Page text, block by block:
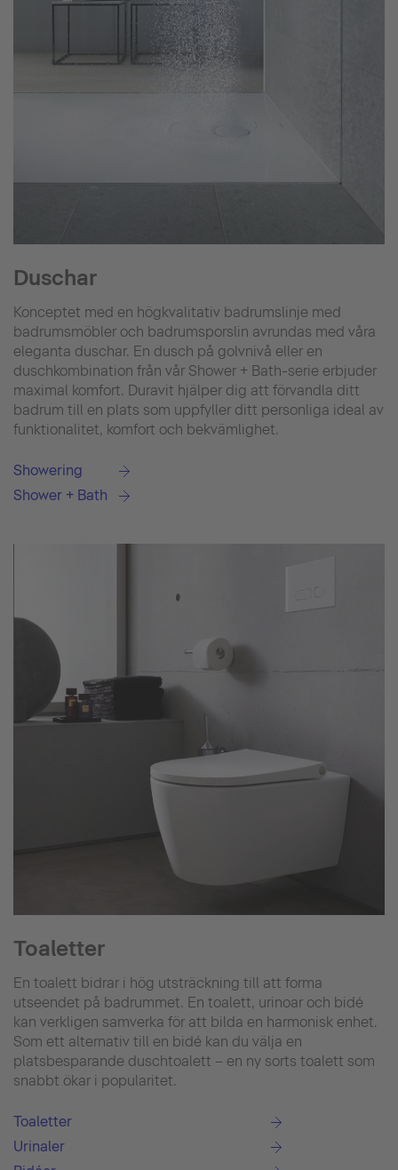
Duschar
Konceptet med en högkvalitativ badrumslinje med
badrumsmöbler och badrumsporslin avrundas med våra
eleganta duschar. En dusch på golvnivå eller en
duschkombination från vår Shower + Bath-serie erbjuder
maximal komfort. Duravit hjälper dig att förvandla ditt
badrum till en plats som uppfyller ditt personliga ideal av
funktionalitet, komfort och bekvämlighet.
Showering
Shower + Bath
Toaletter
En toalett bidrar i hög utsträckning till att forma
utseendet på badrummet. En toalett, urinoar och bidé
kan verkligen samverka för att bilda en harmonisk enhet.
Som ett alternativ till en bidé kan du välja en
platsbesparande duschtoalett – en ny sorts toalett som
snabbt ökar i popularitet.
Toaletter
Urinaler